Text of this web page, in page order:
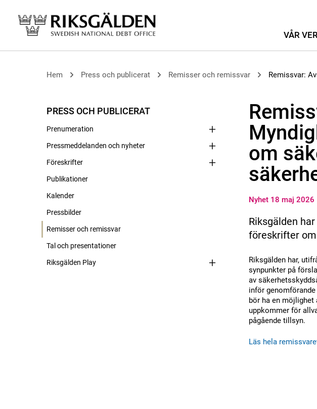
VÅR
Hem Press och publicerat Remisser och remissvar Remissvar:
PRESS OCH PUBLICERAT
Prenumeration
Pressmeddelanden och nyheter
Föreskrifter
Publikationer
Kalender
Pressbilder
Remisser och remissvar
Tal och presentationer
Riksgälden Play
om
Nyhet 18 maj 2026
Riksgälden
föreskrifter om
Riksgälden har,
synpunkter på
av
inför
bör ha en
uppkommer för
pågående tillsyn.
Läs hela